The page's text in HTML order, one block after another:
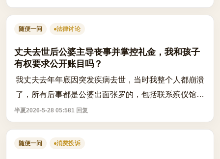
值不值？其实，根据现行规定，小额纠纷...
随便一问 法律讨论
丈夫去世后公婆主导丧事并掌控礼金，我和孩子
有权要求公开账目吗？
我丈夫去年年底因突发疾病去世，当时我整个人都崩溃
了，所有后事都是公婆出面张罗的，包括联系殡仪馆、
安排葬礼流程、接待亲友等。作为妻子和孩子的母亲，
我虽然身体虚弱，但还是尽力配合。事后...
半夏2026-5-28 05:581 回复
随便一问 消费投诉